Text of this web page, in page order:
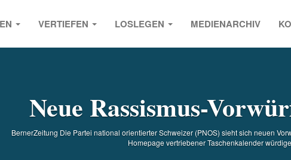
VERTIEFEN LOSLEGEN MEDIENARCHIV
Neue Rassismus-
BernerZeitung Die Partei national orientierter Schweizer (PNOS) sieht sich neuen
Homepage vertriebener Taschenkalender